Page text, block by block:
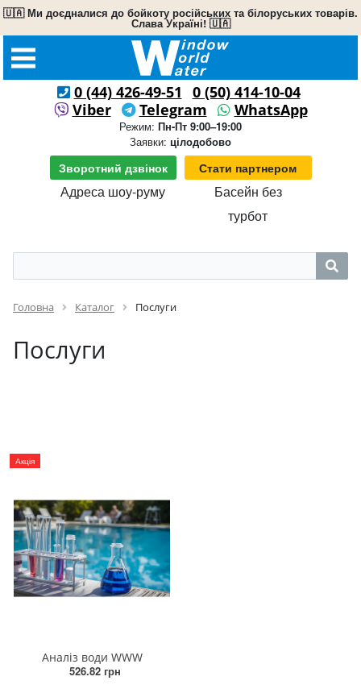
🇺🇦 Ми доєдналися до бойкоту російських та білоруських товарів.
Слава Україні! 🇺🇦
0 (44) 426-49-51
0 (50) 414-10-04
Viber
Telegram WhatsApp
Режим: Пн-Пт 9:00–19:00
Заявки: цілодобово
Зворотний дзвінок Стати партнером
Адреса шоу-руму
Басейн без
турбот
Головна Каталог Послуги
Послуги
Акція
Аналіз води WWW
526.82 грн